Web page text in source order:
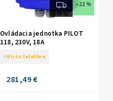
–22 %
Ovládacia jednotka PILOT
118, 230V, 18A
Info na telefóne
281,49 €